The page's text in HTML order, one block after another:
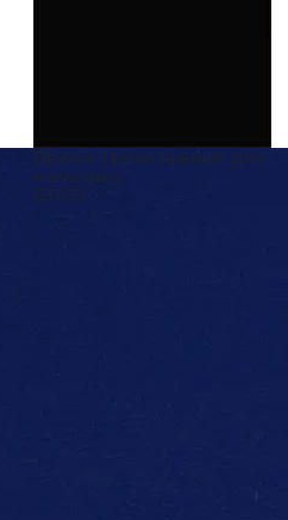
Брюки трикотажные для
мальчика
БТ073